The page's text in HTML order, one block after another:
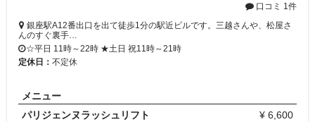
口コミ 1件
銀座駅A12番出口を出て徒歩1分の駅近ビルです。三越さんや、松屋さ
んのすぐ裏手…
☆平日 11時～22時 ★土日 祝11時～21時
定休日： 不定休
メニュー
パリジェンヌラッシュリフト
¥ 6,600